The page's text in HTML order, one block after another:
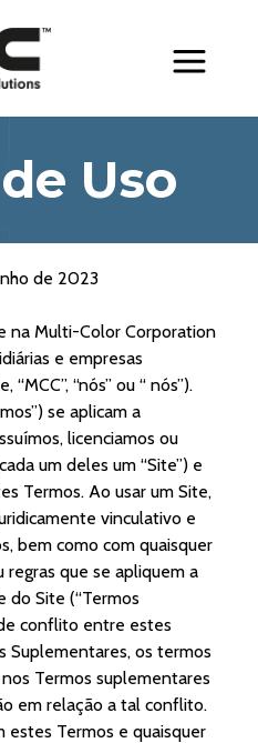
Uso
de 2023
na Multi-Color Corporation
e empresas
“nós” ou “ nós”).
se aplicam a
licenciamos ou
um deles um “Site”) e
Termos. Ao usar um Site,
vinculativo e
bem como com quaisquer
que se apliquem a
do Site (“Termos
conflito entre estes
Suplementares, os termos
Termos suplementares
em relação a tal conflito.
estes Termos e quaisquer